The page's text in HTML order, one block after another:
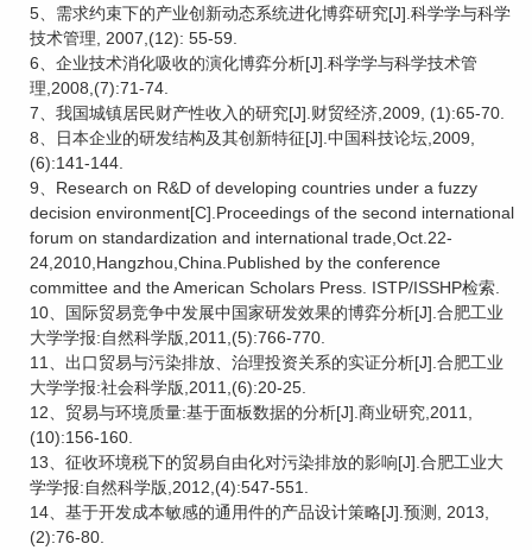
5、需求约束下的产业创新动态系统进化博弈研究[J].科学学与科学
技术管理, 2007,(12): 55-59.
6、企业技术消化吸收的演化博弈分析[J].科学学与科学技术管
理,2008,(7):71-74.
7、我国城镇居民财产性收入的研究[J].财贸经济,2009, (1):65-70.
8、日本企业的研发结构及其创新特征[J].中国科技论坛,2009,
(6):141-144.
9、Research on R&D of developing countries under a fuzzy
decision environment[C].Proceedings of the second international
forum on standardization and international trade,Oct.22-
24,2010,Hangzhou,China.Published by the conference
committee and the American Scholars Press. ISTP/ISSHP检索.
10、国际贸易竞争中发展中国家研发效果的博弈分析[J].合肥工业
大学学报:自然科学版,2011,(5):766-770.
11、出口贸易与污染排放、治理投资关系的实证分析[J].合肥工业
大学学报:社会科学版,2011,(6):20-25.
12、贸易与环境质量:基于面板数据的分析[J].商业研究,2011,
(10):156-160.
13、征收环境税下的贸易自由化对污染排放的影响[J].合肥工业大
学学报:自然科学版,2012,(4):547-551.
14、基于开发成本敏感的通用件的产品设计策略[J].预测, 2013,
(2):76-80.